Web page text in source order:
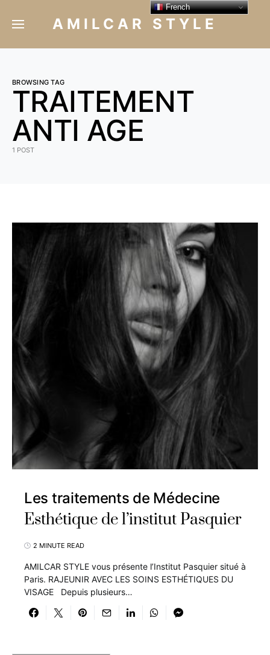
AMILCAR STYLE
BROWSING TAG
TRAITEMENT
ANTI AGE
1 POST
Les traitements de Médecine
Esthétique de l’institut Pasquier
2 MINUTE READ
AMILCAR STYLE vous présente l’Institut Pasquier situé à
Paris. RAJEUNIR AVEC LES SOINS ESTHÉTIQUES DU
VISAGE Depuis plusieurs…
French